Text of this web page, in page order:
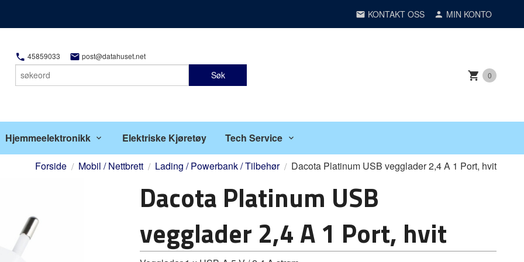
KONTAKT OSS MIN KONTO
45859033 post@datahuset.net
Søk 0
Hjemmeelektronikk Elektriske Kjøretøy Tech Service
Forside Mobil / Nettbrett Lading / Powerbank / Tilbehør Dacota Platinum USB vegglader 2,4 A 1 Port, hvit
Dacota Platinum USB
vegglader 2,4 A 1 Port, hvit